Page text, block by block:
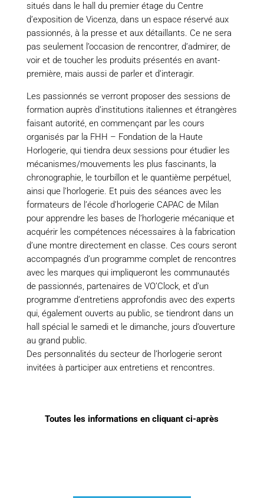
situés dans le hall du premier étage du Centre
d’exposition de Vicenza, dans un espace réservé aux
passionnés, à la presse et aux détaillants. Ce ne sera
pas seulement l’occasion de rencontrer, d’admirer, de
voir et de toucher les produits présentés en avant-
première, mais aussi de parler et d’interagir.
Les passionnés se verront proposer des sessions de
formation auprès d’institutions italiennes et étrangères
faisant autorité, en commençant par les cours
organisés par la FHH – Fondation de la Haute
Horlogerie, qui tiendra deux sessions pour étudier les
mécanismes/mouvements les plus fascinants, la
chronographie, le tourbillon et le quantième perpétuel,
ainsi que l’horlogerie. Et puis des séances avec les
formateurs de l’école d’horlogerie CAPAC de Milan
pour apprendre les bases de l’horlogerie mécanique et
acquérir les compétences nécessaires à la fabrication
d’une montre directement en classe. Ces cours seront
accompagnés d’un programme complet de rencontres
avec les marques qui impliqueront les communautés
de passionnés, partenaires de VO’Clock, et d’un
programme d’entretiens approfondis avec des experts
qui, également ouverts au public, se tiendront dans un
hall spécial le samedi et le dimanche, jours d’ouverture
au grand public.
Des personnalités du secteur de l’horlogerie seront
invitées à participer aux entretiens et rencontres.
Toutes les informations en cliquant ci-après